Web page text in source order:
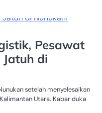
Pesawat
di
setelah menyelesaikan
Utara. Kabar duka